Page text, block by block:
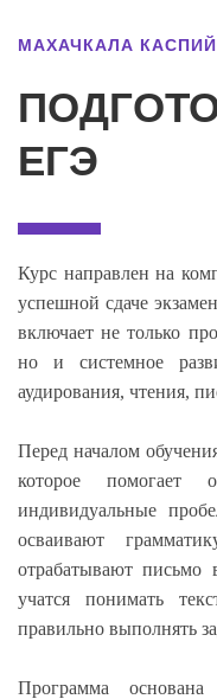
МАХАЧКАЛА
ЕГЭ
Курс направлен на
успешной сдаче
включает не только
но и системное
аудирования, чтения,
Перед началом
которое помогает
индивидуальные
осваивают
отрабатывают письмо
учатся понимать
правильно выполнять
Программа